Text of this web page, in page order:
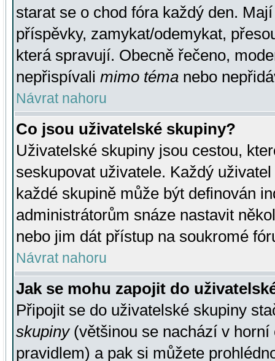
starat se o chod fóra každý den.
příspěvky, zamykat/odemykat,
která spravují. Obecně řečeno,
nepřispívali mimo téma nebo
Návrat nahoru
Co jsou uživatelské skupiny?
Uživatelské skupiny jsou cestou,
seskupovat uživatele. Každý
každé skupině může být definován
administrátorům snáze nastavit
nebo jim dát přístup na soukromé
Návrat nahoru
Jak se mohu zapojit do
Připojit se do uživatelské skupiny
skupiny(většinou se nachází v horní
pravidlem) a pak si můžete